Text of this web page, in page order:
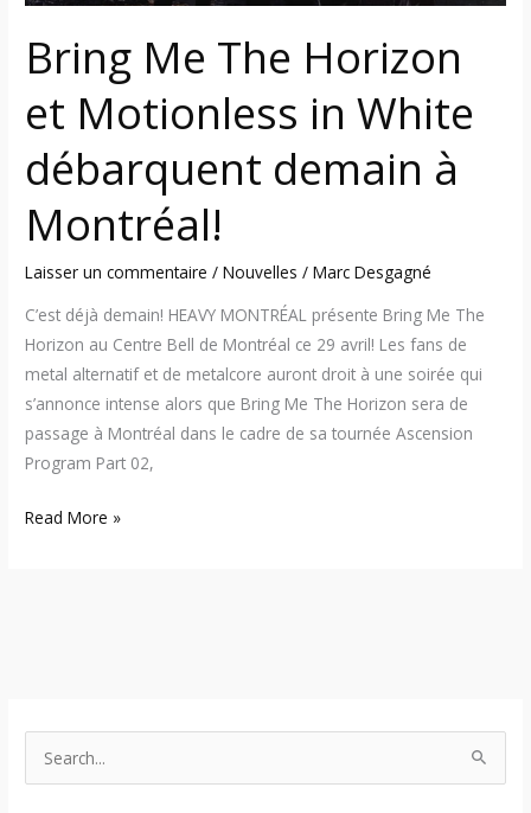
Bring Me The Horizon
et Motionless in White
débarquent demain à
Montréal!
Laisser un commentaire /Nouvelles /Marc Desgagné
C’est déjà demain! HEAVY MONTRÉAL présente Bring Me The
Horizon au Centre Bell de Montréal ce 29 avril! Les fans de
metal alternatif et de metalcore auront droit à une soirée qui
s’annonce intense alors que Bring Me The Horizon sera de
passage à Montréal dans le cadre de sa tournée Ascension
Program Part 02,
à
Montréal!
Read More »